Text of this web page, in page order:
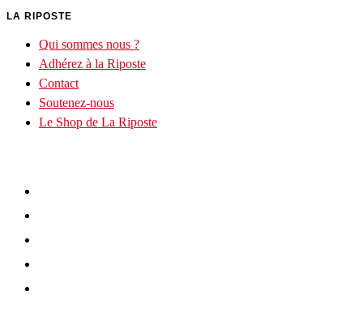
LA RIPOSTE
Qui sommes nous ?
Adhérez à la Riposte
Contact
Soutenez-nous
Le Shop de La Riposte